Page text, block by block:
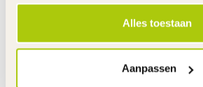
Alles toestaan
Aanpassen
De gehele rubriek Meisjesfiets 12 Inch